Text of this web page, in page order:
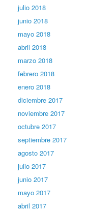
julio 2018
junio 2018
mayo 2018
abril 2018
marzo 2018
febrero 2018
enero 2018
diciembre 2017
noviembre 2017
octubre 2017
septiembre 2017
agosto 2017
julio 2017
junio 2017
mayo 2017
abril 2017